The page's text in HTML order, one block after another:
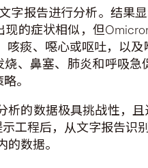
字报告进行分析。结果
的症状相似，但
痰、噁心或呕吐，以
、鼻塞、肺炎和呼吸
。
的数据极具挑战性，
工程后，从文字报告识
数据。